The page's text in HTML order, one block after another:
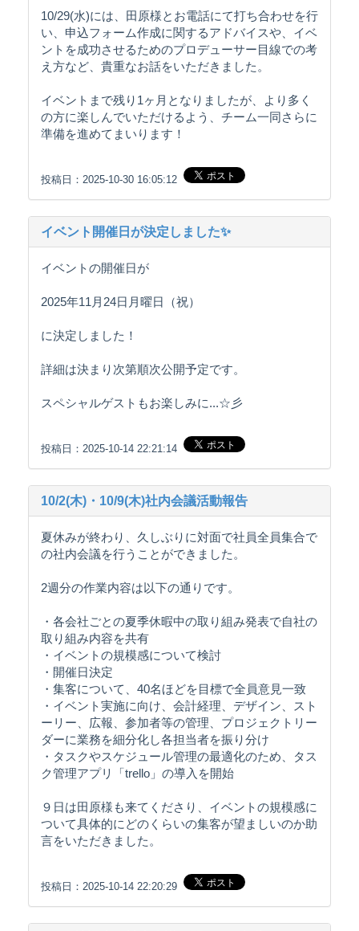
10/29(水)には、田原様とお電話にて打ち合わせを行
い、申込フォーム作成に関するアドバイスや、イベ
ントを成功させるためのプロデューサー目線での考
え方など、貴重なお話をいただきました。
イベントまで残り1ヶ月となりましたが、より多く
の方に楽しんでいただけるよう、チーム一同さらに
準備を進めてまいります！
投稿日：2025-10-30 16:05:12
イベント開催日が決定しました✨
イベントの開催日が
2025年11月24日月曜日（祝）
に決定しました！
詳細は決まり次第順次公開予定です。
スペシャルゲストもお楽しみに...☆彡
投稿日：2025-10-14 22:21:14
10/2(木)・10/9(木)社内会議活動報告
夏休みが終わり、久しぶりに対面で社員全員集合で
の社内会議を行うことができました。
2週分の作業内容は以下の通りです。
・各会社ごとの夏季休暇中の取り組み発表で自社の
取り組み内容を共有
・イベントの規模感について検討
・開催日決定
・集客について、40名ほどを目標で全員意見一致
・イベント実施に向け、会計経理、デザイン、スト
ーリー、広報、参加者等の管理、プロジェクトリー
ダーに業務を細分化し各担当者を振り分け
・タスクやスケジュール管理の最適化のため、タス
ク管理アプリ「trello」の導入を開始
９日は田原様も来てくださり、イベントの規模感に
ついて具体的にどのくらいの集客が望ましいのか助
言をいただきました。
投稿日：2025-10-14 22:20:29